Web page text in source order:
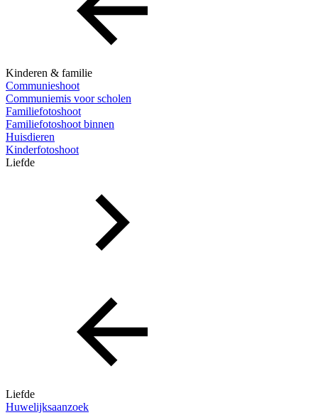
Kinderen & familie
Communieshoot
Communiemis voor scholen
Familiefotoshoot
Familiefotoshoot binnen
Huisdieren
Kinderfotoshoot
Liefde
Liefde
Huwelijksaanzoek